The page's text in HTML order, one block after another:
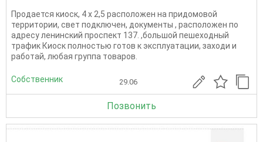
Продается киоск, 4 х 2,5 расположен на придомовой
территории, свет подключен, документы , расположен по
адресу ленинский проспект 137. ,большой пешеходный
трафик Киоск полностью готов к эксплуатации, заходи и
работай, любая группа товаров.
Собственник 29.06
Позвонить